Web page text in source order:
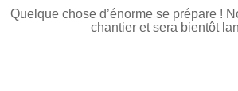
Quelque chose d’énorme se prépare !
chantier et sera bientôt